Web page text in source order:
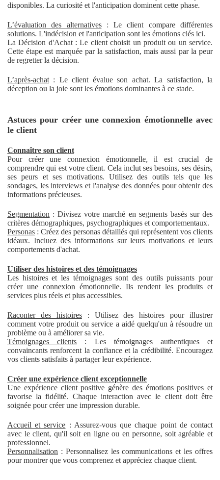
disponibles. La curiosité et l'anticipation dominent cette phase.
L’évaluation des alternatives: Le client compare différentes
solutions. L'indécision et l'anticipation sont les émotions clés ici.
La Décision d'Achat : Le client choisit un produit ou un service.
Cette étape est marquée par la satisfaction, mais aussi par la peur
de regretter la décision.
L’après-achat: Le client évalue son achat. La satisfaction, la
déception ou la joie sont les émotions dominantes à ce stade.
Astuces pour créer une connexion émotionnelle avec
le client
Connaître son client
Pour créer une connexion émotionnelle, il est crucial de
comprendre qui est votre client. Cela inclut ses besoins, ses désirs,
ses peurs et ses motivations. Utilisez des outils tels que les
sondages, les interviews et l'analyse des données pour obtenir des
informations précieuses.
Segmentation : Divisez votre marché en segments basés sur des
critères démographiques, psychographiques et comportementaux.
Personas : Créez des personas détaillés qui représentent vos clients
idéaux. Incluez des informations sur leurs motivations et leurs
comportements d'achat.
Utiliser des histoires et des témoignages
Les histoires et les témoignages sont des outils puissants pour
créer une connexion émotionnelle. Ils rendent les produits et
services plus réels et plus accessibles.
Raconter des histoires: Utilisez des histoires pour illustrer
comment votre produit ou service a aidé quelqu'un à résoudre un
problème ou à améliorer sa vie.
Témoignages clients : Les témoignages authentiques et
convaincants renforcent la confiance et la crédibilité. Encouragez
vos clients satisfaits à partager leur expérience.
Créer une expérience client exceptionnelle
Une expérience client positive génère des émotions positives et
favorise la fidélité. Chaque interaction avec le client doit être
soignée pour créer une impression durable.
Accueil et service : Assurez-vous que chaque point de contact
avec le client, qu'il soit en ligne ou en personne, soit agréable et
professionnel.
Personnalisation : Personnalisez les communications et les offres
pour montrer que vous comprenez et appréciez chaque client.